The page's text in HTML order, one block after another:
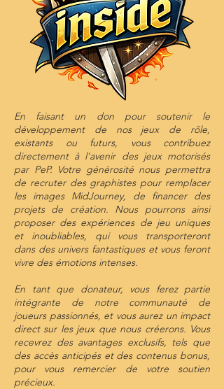
En faisant un don pour soutenir le
développement de nos jeux de rôle,
existants ou futurs, vous contribuez
directement à l'avenir des jeux motorisés
par PeP. Votre générosité nous permettra
de recruter des graphistes pour remplacer
les images MidJourney, de financer des
projets de création. Nous pourrons ainsi
proposer des expériences de jeu uniques
et inoubliables, qui vous transporteront
dans des univers fantastiques et vous feront
vivre des émotions intenses.
En tant que donateur, vous ferez partie
intégrante de notre communauté de
joueurs passionnés, et vous aurez un impact
direct sur les jeux que nous créerons. Vous
recevrez des avantages exclusifs, tels que
des accès anticipés et des contenus bonus,
pour vous remercier de votre soutien
précieux.